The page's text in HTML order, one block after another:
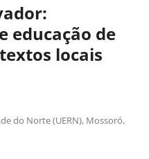
educação de
locais
do Norte (UERN), Mossoró,